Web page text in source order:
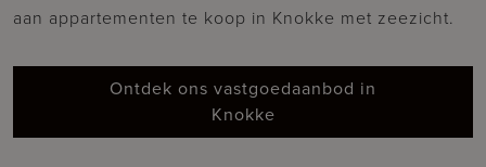
aan appartementen te koop in Knokke met zeezicht.
Ontdek ons vastgoedaanbod in
Knokke